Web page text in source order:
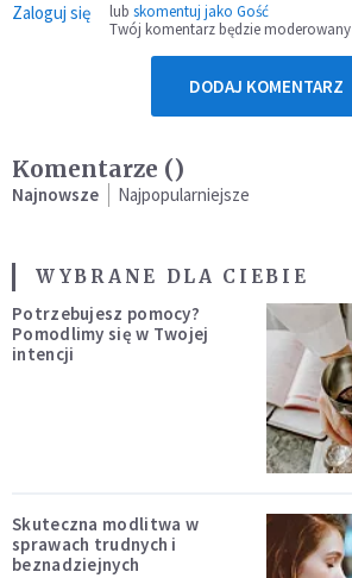
Zaloguj się lub skomentuj jako Gość
Twój komentarz będzie moderowany
DODAJ KOMENTARZ
Komentarze ()
Najnowsze Najpopularniejsze
WYBRANE DLA CIEBIE
Potrzebujesz pomocy?
Pomodlimy się w Twojej
intencji
Skuteczna modlitwa w
sprawach trudnych i
beznadziejnych